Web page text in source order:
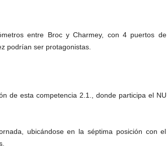
entre Broc y Charmey, con 4 puertos de
podrían ser protagonistas.
de esta competencia 2.1., donde participa el NU
ubicándose en la séptima posición con el